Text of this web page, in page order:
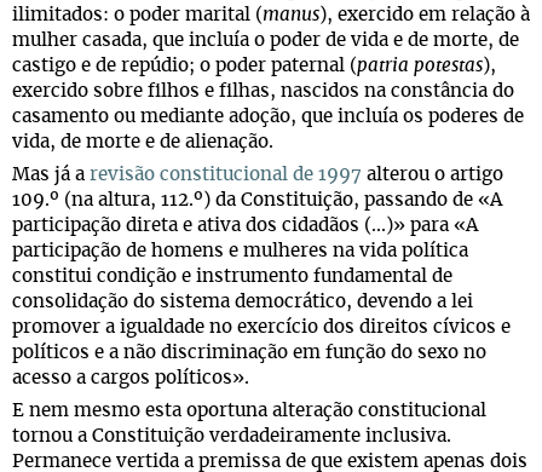
ilimitados: o poder marital ( manus), exercido em relação à
mulher casada, que incluía o poder de vida e de morte, de
castigo e de repúdio; o poder paternal (patria potestas),
exercido sobre filhos e filhas, nascidos na constância do
casamento ou mediante adoção, que incluía os poderes de
vida, de morte e de alienação.
Mas já a revisão constitucional de 1997 alterou o artigo
109.º (na altura, 112.º) da Constituição, passando de «A
participação direta e ativa dos cidadãos (...)» para «A
participação de homens e mulheres na vida política
constitui condição e instrumento fundamental de
consolidação do sistema democrático, devendo a lei
promover a igualdade no exercício dos direitos cívicos e
políticos e a não discriminação em função do sexo no
acesso a cargos políticos».
E nem mesmo esta oportuna alteração constitucional
tornou a Constituição verdadeiramente inclusiva.
Permanece vertida a premissa de que existem apenas dois